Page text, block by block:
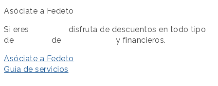
Asóciate a Fedeto
Si eres
disfruta de descuentos en todo tipo
de
de
y financieros.
Asóciate a Fedeto
Guía de servicios